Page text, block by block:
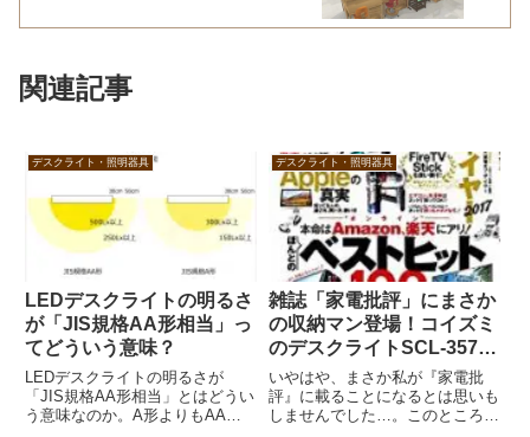
関連記事
デスクライト・照明器具
LEDデスクライトの明るさ
が「JIS規格AA形相当」っ
てどういう意味？
LEDデスクライトの明るさが
「JIS規格AA形相当」とはどうい
う意味なのか。A形よりもAA形
デスクライト・照明器具
雑誌「家電批評」にまさか
の収納マン登場！コイズミ
のデスクライトSCL-357の
件で
いやはや、まさか私が『家電批
評』に載ることになるとは思いも
しませんでした…。このところ立